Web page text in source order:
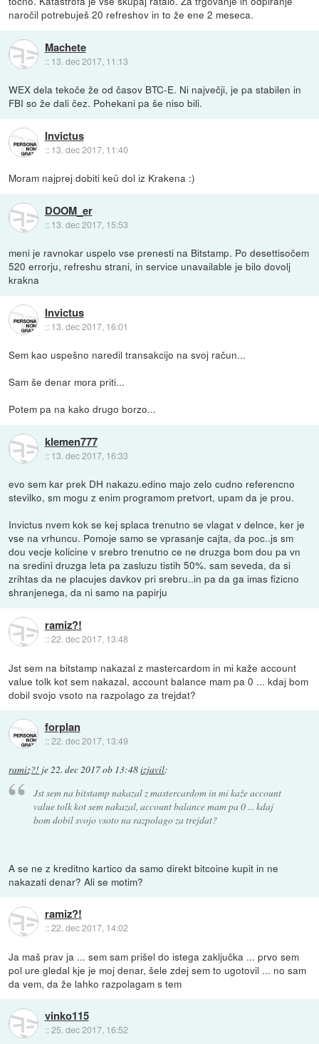
naročil potrebuješ 20 refreshov in to že ene 2 meseca.
Machete
:: 13. dec 2017, 11:13
WEX dela tekoče že od časov BTC-E. Ni največji, je pa stabilen in
FBI so že dali čez. Pohekani pa še niso bili.
Invictus
:: 13. dec 2017, 11:40
Moram najprej dobiti keü dol iz Krakena :)
DOOM_er
:: 13. dec 2017, 15:53
meni je ravnokar uspelo vse prenesti na Bitstamp. Po desettisočem
520 errorju, refreshu strani, in service unavailable je bilo dovolj
krakna
Invictus
:: 13. dec 2017, 16:01
Sem kao uspešno naredil transakcijo na svoj račun...
Sam še denar mora priti...
Potem pa na kako drugo borzo...
klemen777
:: 13. dec 2017, 16:33
evo sem kar prek DH nakazu.edino majo zelo cudno referencno
stevilko, sm mogu z enim programom pretvort, upam da je prou.
Invictus nvem kok se kej splaca trenutno se vlagat v delnce, ker je
vse na vrhuncu. Pomoje samo se vprasanje cajta, da poc..js sm
dou vecje kolicine v srebro trenutno ce ne druzga bom dou pa vn
na sredini druzga leta pa zasluzu tistih 50%. sam seveda, da si
zrihtas da ne placujes davkov pri srebru..in pa da ga imas fizicno
shranjenega, da ni samo na papirju
ramiz?!
::22. dec 2017, 13:48
Jst sem na bitstamp nakazal z mastercardom in mi kaže account
value tolk kot sem nakazal, account balance mam pa 0 ... kdaj bom
dobil svojo vsoto na razpolago za trejdat?
forplan
::22. dec 2017, 13:49
ramiz?! je 22. dec 2017 ob 13:48izjavil:
Jst sem na bitstamp nakazal z mastercardom in mi kaže account
value tolk kot sem nakazal, account balance mam pa 0 ... kdaj
bom dobil svojo vsoto na razpolago za trejdat?
A se ne z kreditno kartico da samo direkt bitcoine kupit in ne
nakazati denar? Ali se motim?
ramiz?!
::22. dec 2017, 14:02
Ja maš prav ja ... sem sam prišel do istega zaključka ... prvo sem
pol ure gledal kje je moj denar, šele zdej sem to ugotovil ... no sam
da vem, da že lahko razpolagam s tem
vinko115
::25. dec 2017, 16:52